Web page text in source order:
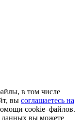
в том числе
вы соглашаетесь на
cookie–файлов.
данных вы можете